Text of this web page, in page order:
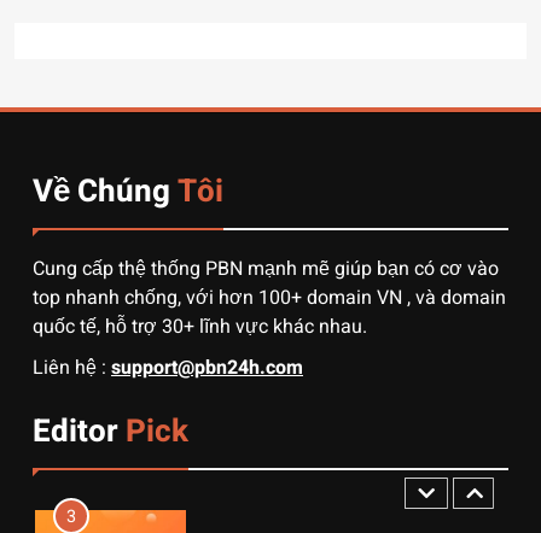
Về ChúngTôi
Cung cấp thệ thống PBN mạnh mẽ giúp bạn có cơ vào
top nhanh chống, với hơn 100+ domain VN , và domain
quốc tế, hỗ trợ 30+ lĩnh vực khác nhau.
Liên hệ : support@pbn24h.com
EditorPick
chọn đường biển hay đường
1
3 sai lầm chí mạng khiến
người mới order 1688 bị lỗ
vốn, ôm sô
DỊCH VỤ
2
tháng lời 20 triệu
3